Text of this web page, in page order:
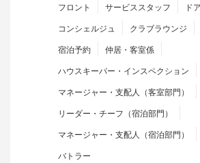
フロント
サービススタッフ
ド
コンシェルジュ
クラブラウンジ
宿泊予約
仲居・客室係
ハウスキーパー・インスペクション
マネージャー・支配人（客室部門）
リーダー・チーフ（宿泊部門）
マネージャー・支配人（宿泊部門）
バトラー